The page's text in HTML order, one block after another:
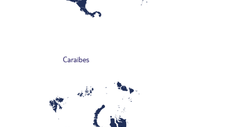
Caraïbes